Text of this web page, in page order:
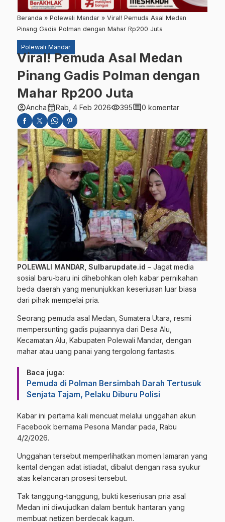
Beranda » Polewali Mandar » Viral! Pemuda Asal Medan
Pinang Gadis Polman dengan Mahar Rp200 Juta
Polewali Mandar
Viral! Pemuda Asal Medan
Pinang Gadis Polman dengan
Mahar Rp200 Juta
account_circleAnchacalendar_monthRab, 4 Feb 2026visibility395comment0 komentar
POLEWALI MANDAR, Sulbarupdate.id – Jagat media
sosial baru-baru ini dihebohkan oleh kabar pernikahan
beda daerah yang menunjukkan keseriusan luar biasa
dari pihak mempelai pria.
Seorang pemuda asal Medan, Sumatera Utara, resmi
mempersunting gadis pujaannya dari Desa Alu,
Kecamatan Alu, Kabupaten Polewali Mandar, dengan
mahar atau uang panai yang tergolong fantastis.
Baca juga:
Pemuda di Polman Bersimbah Darah Tertusuk
Senjata Tajam, Pelaku Diburu Polisi
​Kabar ini pertama kali mencuat melalui unggahan akun
Facebook bernama Pesona Mandar pada, Rabu
4/2/2026.
Unggahan tersebut memperlihatkan momen lamaran yang
kental dengan adat istiadat, dibalut dengan rasa syukur
atas kelancaran prosesi tersebut.
​Tak tanggung-tanggung, bukti keseriusan pria asal
Medan ini diwujudkan dalam bentuk hantaran yang
membuat netizen berdecak kagum.